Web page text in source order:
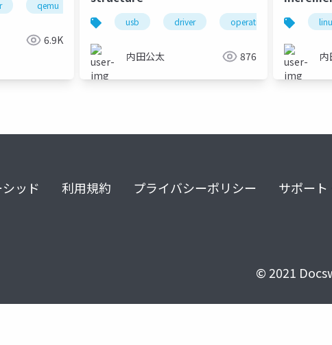
autoware
qemu x86-64
6.9K
usb driver operating system
内田公太 876
for
ッド 利用規約 プライバシーポリシー サポー
© 2021